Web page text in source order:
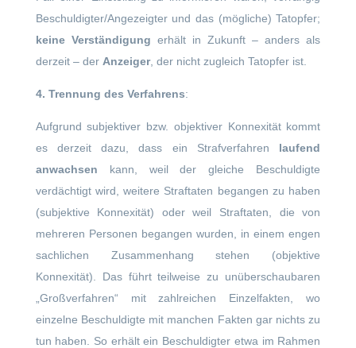
Beschuldigter/Angezeigter und das (mögliche) Tatopfer;
keine Verständigung erhält in Zukunft – anders als
derzeit – der Anzeiger, der nicht zugleich Tatopfer ist.
4. Trennung des Verfahrens:
Aufgrund subjektiver bzw. objektiver Konnexität kommt
es derzeit dazu, dass ein Strafverfahren laufend
anwachsen kann, weil der gleiche Beschuldigte
verdächtigt wird, weitere Straftaten begangen zu haben
(subjektive Konnexität) oder weil Straftaten, die von
mehreren Personen begangen wurden, in einem engen
sachlichen Zusammenhang stehen (objektive
Konnexität). Das führt teilweise zu unüberschaubaren
„Großverfahren“ mit zahlreichen Einzelfakten, wo
einzelne Beschuldigte mit manchen Fakten gar nichts zu
tun haben. So erhält ein Beschuldigter etwa im Rahmen